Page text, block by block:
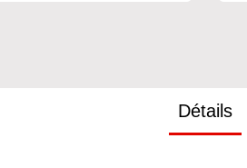
Détails